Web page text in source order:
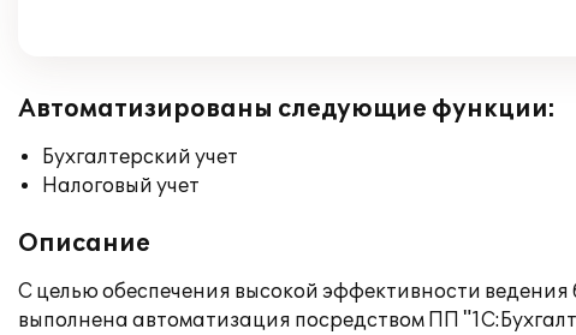
Автоматизированы следующие функции:
Бухгалтерский учет
Налоговый учет
Описание
С целью обеспечения высокой эффективности ведения
выполнена автоматизация посредством ПП